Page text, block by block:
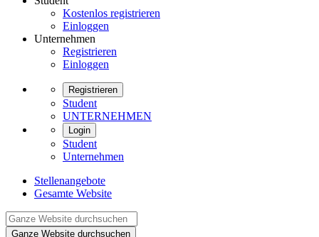
Kostenlos registrieren
Einloggen
Unternehmen
Registrieren
Einloggen
Registrieren
Student
UNTERNEHMEN
Login
Student
Unternehmen
Stellenangebote
Gesamte Website